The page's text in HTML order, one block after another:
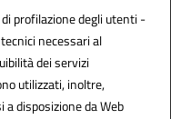
profilazione degli utenti -
necessari al
dei servizi
utilizzati, inoltre,
disposizione da Web